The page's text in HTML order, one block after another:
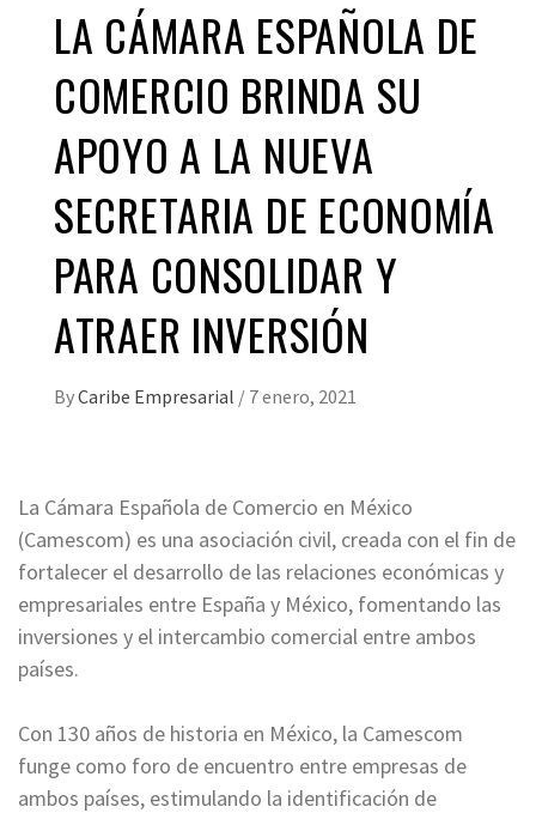
LA CÁMARA ESPAÑOLA DE
COMERCIO BRINDA SU
APOYO A LA NUEVA
SECRETARIA DE ECONOMÍA
PARA CONSOLIDAR Y
ATRAER INVERSIÓN
ByCaribe Empresarial / 7 enero, 2021
La Cámara Española de Comercio en México
(Camescom) es una asociación civil, creada con el fin de
fortalecer el desarrollo de las relaciones económicas y
empresariales entre España y México, fomentando las
inversiones y el intercambio comercial entre ambos
países.
Con 130 años de historia en México, la Camescom
funge como foro de encuentro entre empresas de
ambos países, estimulando la identificación de